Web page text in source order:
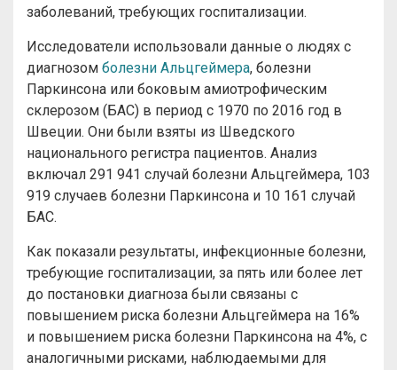
заболеваний, требующих госпитализации.
Исследователи использовали данные о людях с
диагнозом болезни Альцгеймера, болезни
Паркинсона или боковым амиотрофическим
склерозом (БАС) в период с 1970 по 2016 год в
Швеции. Они были взяты из Шведского
национального регистра пациентов. Анализ
включал 291 941 случай болезни Альцгеймера, 103
919 случаев болезни Паркинсона и 10 161 случай
БАС.
Как показали результаты, инфекционные болезни,
требующие госпитализации, за пять или более лет
до постановки диагноза были связаны с
повышением риска болезни Альцгеймера на 16%
и повышением риска болезни Паркинсона на 4%, с
аналогичными рисками, наблюдаемыми для